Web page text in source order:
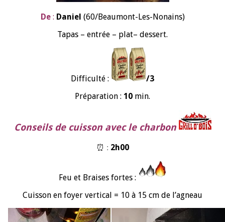
De : Daniel (60/Beaumont-Les-Nonains)
Tapas – entrée – plat– dessert.
Difficulté :
/3
Préparation : 10 min.
Conseils de cuisson avec le charbon
⏰ : 2h00
Feu et Braises fortes :
Cuisson en foyer vertical = 10 à 15 cm de l’agneau